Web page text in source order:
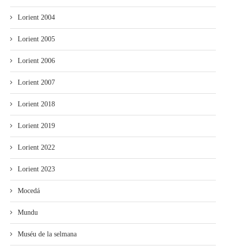
Lorient 2004
Lorient 2005
Lorient 2006
Lorient 2007
Lorient 2018
Lorient 2019
Lorient 2022
Lorient 2023
Mocedá
Mundu
Muséu de la selmana